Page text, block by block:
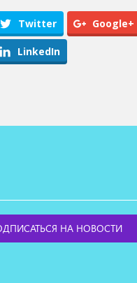
Twitter Google+
LinkedIn